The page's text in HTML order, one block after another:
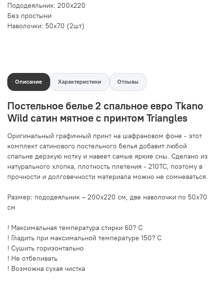
Пододеяльник: 200х220
Без простыни
Наволочки: 50х70 (2шт)
Описание Характеристики Отзывы
Постельное белье 2 спальное евро Tkano
Wild сатин мятное с принтом Triangles
Оригинальный графичный принт на шафрановом фоне - этот
комплект сатинового постельного белья добавит любой
спальне дерзкую нотку и навеет самые яркие сны. Сделано из
натурального хлопка, плотность плетения - 210ТС, поэтому в
прочности и долговечности материала можно не сомневаться.
Размер: пододеяльник – 200х220 см, две наволочки по 50х70
см
! Максимальная температура стирки 60? C
! Гладить при максимальной температуре 150? C
! Сушить горизонтально
! Не отбеливать
! Возможна сухая чистка